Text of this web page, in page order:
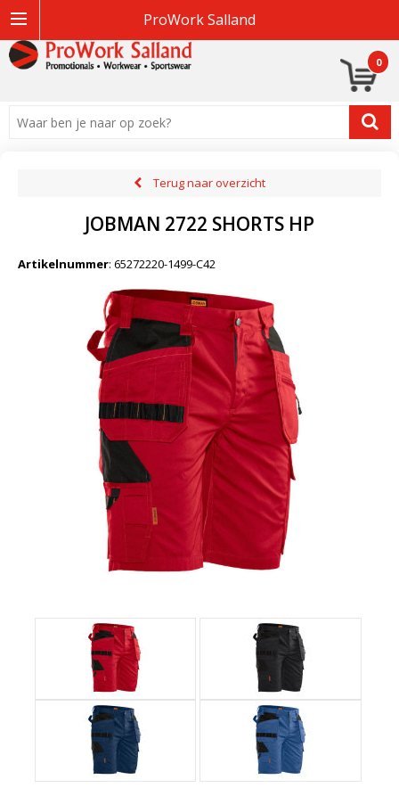
ProWork Salland
0
Terug naar overzicht
JOBMAN 2722 SHORTS HP
Artikelnummer: 65272220-1499-C42